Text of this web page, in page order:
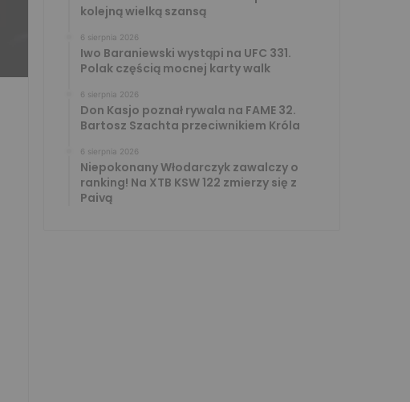
kolejną wielką szansą
6 sierpnia 2026
Iwo Baraniewski wystąpi na UFC 331.
Polak częścią mocnej karty walk
6 sierpnia 2026
Don Kasjo poznał rywala na FAME 32.
Bartosz Szachta przeciwnikiem Króla
6 sierpnia 2026
Niepokonany Włodarczyk zawalczy o
ranking! Na XTB KSW 122 zmierzy się z
Paivą